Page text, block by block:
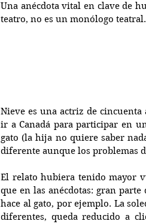
Una anécdota vital en clave de
teatro, no es un monólogo teatral.
Nieve es una actriz de
ir a Canadá para participar en
gato (la hija no quiere saber
diferente aunque los problemas
El relato hubiera tenido mayor
que en las anécdotas: gran
hace al gato, por ejemplo. La
diferentes, queda reducido a